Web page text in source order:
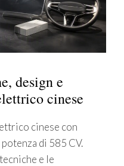
design e
cinese
cinese con
di 585 CV.
e le